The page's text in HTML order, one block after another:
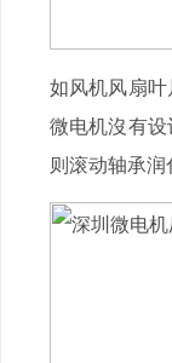
如风机风扇
微电机沒有
则滚动轴承润